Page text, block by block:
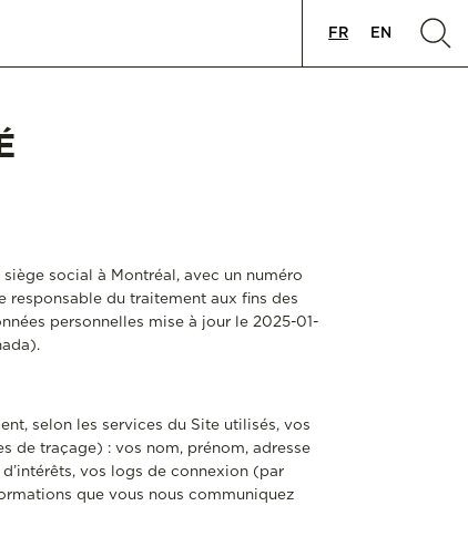
FR EN
social à Montréal, avec un numéro
responsable du traitement aux fins des
personnelles mise à jour le 2025-01-
selon les services du Site utilisés, vos
de traçage) : vos nom, prénom, adresse
vos logs de connexion (par
que vous nous communiquez